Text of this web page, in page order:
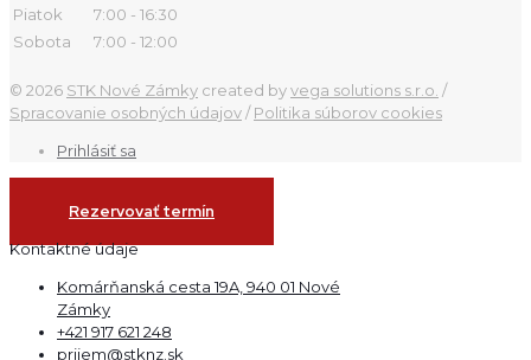
Piatok
7:00 - 16:30
Sobota
7:00 - 12:00
© 2026 STK Nové Zámky created byvega solutions s.r.o. /
Spracovanie osobných údajov/Politika súborov cookies
Prihlásiť sa
Rezervovať termín
Kontaktné údaje
Komárňanská cesta 19A, 940 01 Nové
Zámky
+421 917 621 248
prijem@stknz.sk